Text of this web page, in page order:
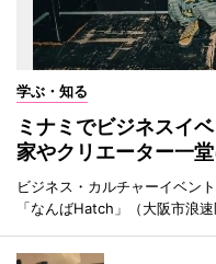
学ぶ・知る
ミナミでビジネスイ
家やクリエーター一
ビジネス・カルチャーイベン
「なんばHatch」（大阪市浪